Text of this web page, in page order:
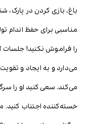
باغ، بازی کردن در پارک،
مناسبی برای حفظ اندام
را فراموش نکنید!
می‌دارد و به ایجاد و
می‌کند. سعی کنید او را
خسته‌کننده اجتناب کنید.